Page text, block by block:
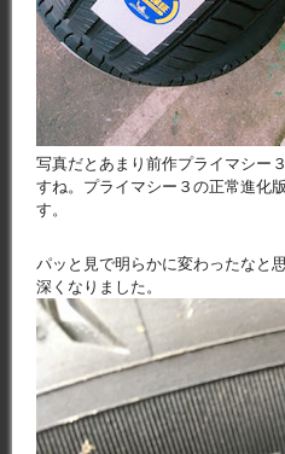
写真だとあまり前作プライマシー
すね。プライマシー３の正常進化
す。
パッと見で明らかに変わったなと
深くなりました。